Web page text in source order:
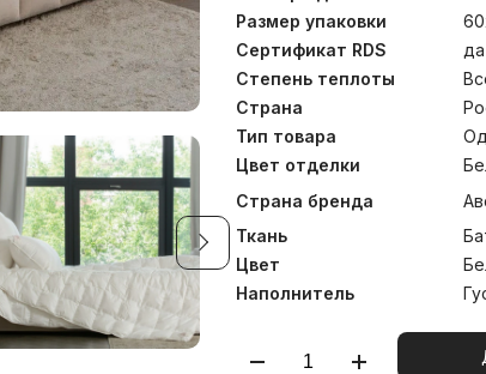
Размер упаковки
Сертификат RDS
да
Степень теплоты
Страна
Тип товара
Цвет отделки
Страна бренда
Ткань
Цвет
Наполнитель